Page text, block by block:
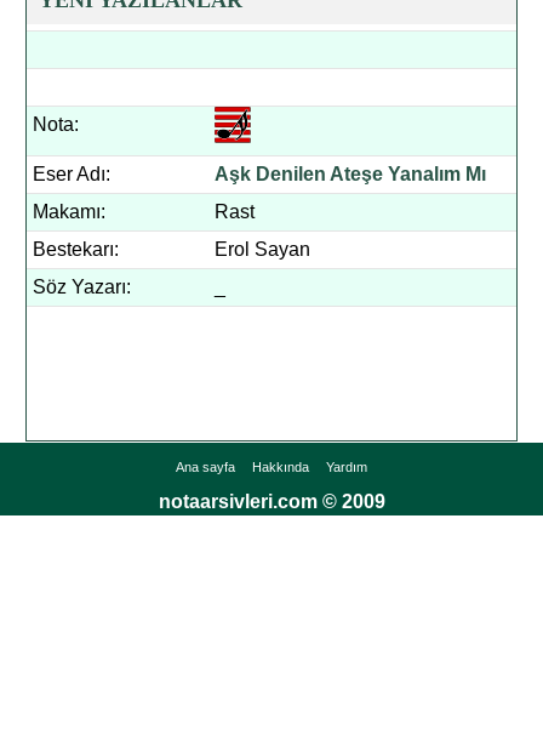
Nota:
Eser Adı:
Aşk Denilen Ateşe Yanalım Mı
Makamı:
Rast
Bestekarı:
Erol Sayan
Söz Yazarı:
Ana sayfa Hakkında Yardım
notaarsivleri.com © 2009